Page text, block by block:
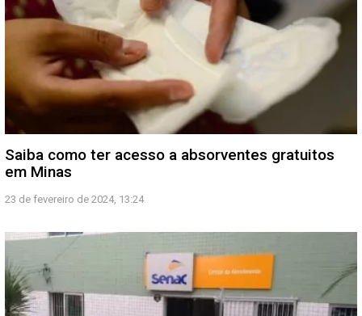
Saiba como ter acesso a absorventes gratuitos
em Minas
23 de fevereiro de 2024, 13:24